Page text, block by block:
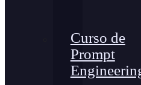
Curso de
Prompt